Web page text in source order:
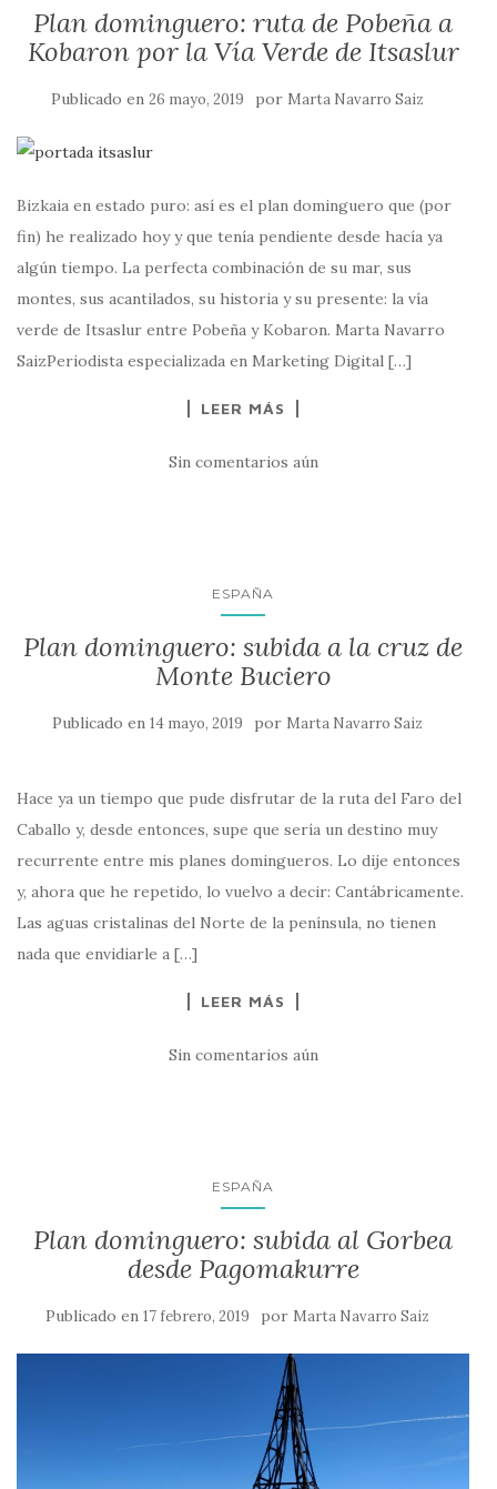
Plan dominguero: ruta de Pobeña a
Kobaron por la Vía Verde de Itsaslur
Publicado en 26 mayo, 2019 por Marta Navarro Saiz
Bizkaia en estado puro: así es el plan dominguero que (por
fin) he realizado hoy y que tenía pendiente desde hacía ya
algún tiempo. La perfecta combinación de su mar, sus
montes, sus acantilados, su historia y su presente: la vía
verde de Itsaslur entre Pobeña y Kobaron. Marta Navarro
SaizPeriodista especializada en Marketing Digital […]
LEER MÁS
Sin comentarios aún
ESPAÑA
Plan dominguero: subida a la cruz de
Monte Buciero
Publicado en 14 mayo, 2019 por Marta Navarro Saiz
Hace ya un tiempo que pude disfrutar de la ruta del Faro del
Caballo y, desde entonces, supe que sería un destino muy
recurrente entre mis planes domingueros. Lo dije entonces
y, ahora que he repetido, lo vuelvo a decir: Cantábricamente.
Las aguas cristalinas del Norte de la península, no tienen
nada que envidiarle a […]
LEER MÁS
Sin comentarios aún
ESPAÑA
Plan dominguero: subida al Gorbea
desde Pagomakurre
Publicado en 17 febrero, 2019 por Marta Navarro Saiz